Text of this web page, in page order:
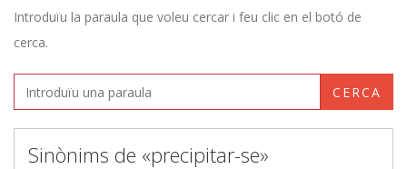
Introduïu la paraula que voleu cercar i feu clic en el botó de
cerca.
CERCA
Sinònims de «precipitar-se»